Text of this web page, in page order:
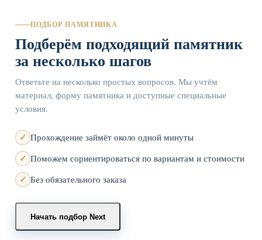
ПОДБОР ПАМЯТНИКА
Подберём подходящий памятник
за несколько шагов
Ответьте на несколько простых вопросов. Мы учтём
материал, форму памятника и доступные специальные
условия.
Прохождение займёт около одной минуты
Поможем сориентироваться по вариантам и стоимости
Без обязательного заказа
Начать подбор Next